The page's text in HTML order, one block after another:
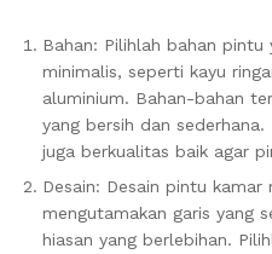
Bahan: Pilihlah bahan pintu
minimalis, seperti kayu
aluminium. Bahan-bahan
yang bersih dan
juga berkualitas baik agar
Desain: Desain pintu kamar
mengutamakan garis yang
hiasan yang berlebihan.